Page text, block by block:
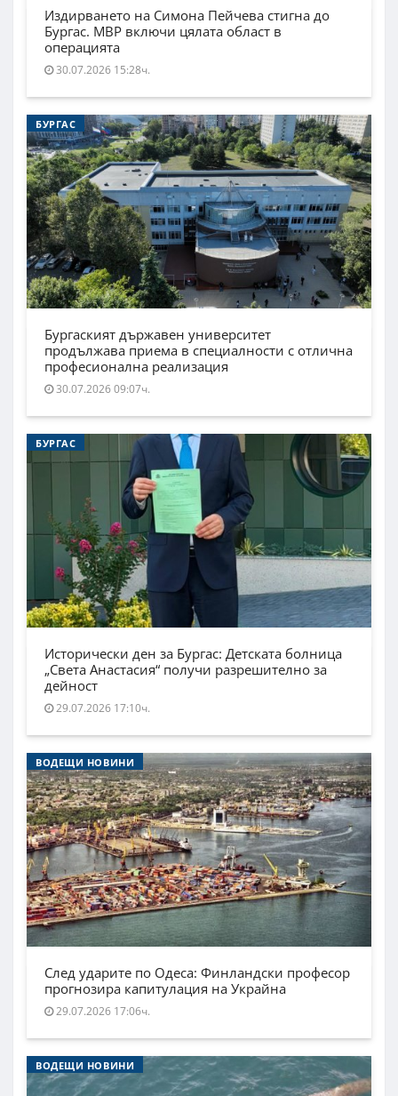
Издирването на Симона Пейчева стигна до
Бургас. МВР включи цялата област в
операцията
30.07.2026 15:28ч.
БУРГАС
Бургаският държавен университет
продължава приема в специалности с отлична
професионална реализация
30.07.2026 09:07ч.
БУРГАС
Исторически ден за Бургас: Детската болница
„Света Анастасия“ получи разрешително за
дейност
29.07.2026 17:10ч.
ВОДЕЩИ НОВИНИ
След ударите по Одеса: Финландски професор
прогнозира капитулация на Украйна
29.07.2026 17:06ч.
ВОДЕЩИ НОВИНИ